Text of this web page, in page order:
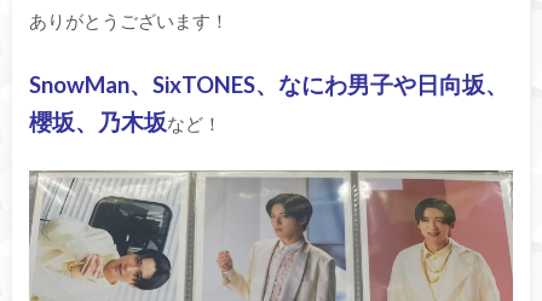
ありがとうございます！
SnowMan、SixTONES、なにわ男子や日向坂、
櫻坂、乃木坂など！